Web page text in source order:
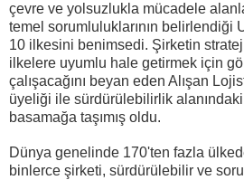
çevre ve yolsuzlukla mücadele
temel sorumluluklarının belirlendiği
10 ilkesini benimsedi. Şirketin
ilkelere uyumlu hale getirmek için
çalışacağını beyan eden Alışan
üyeliği ile sürdürülebilirlik alanındaki
basamağa taşımış oldu.
Dünya genelinde 170'ten fazla
binlerce şirketi, sürdürülebilir ve